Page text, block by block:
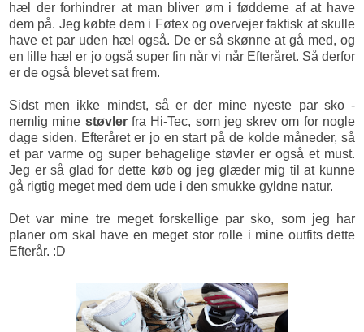
hæl der forhindrer at man bliver øm i fødderne af at have
dem på. Jeg købte dem i Føtex og overvejer faktisk at skulle
have et par uden hæl også. De er så skønne at gå med, og
en lille hæl er jo også super fin når vi når Efteråret. Så derfor
er de også blevet sat frem.
Sidst men ikke mindst, så er der mine nyeste par sko -
nemlig mine støvlerfra Hi-Tec, som jeg skrev om for nogle
dage siden. Efteråret er jo en start på de kolde måneder, så
et par varme og super behagelige støvler er også et must.
Jeg er så glad for dette køb og jeg glæder mig til at kunne
gå rigtig meget med dem ude i den smukke gyldne natur.
Det var mine tre meget forskellige par sko, som jeg har
planer om skal have en meget stor rolle i mine outfits dette
Efterår. :D